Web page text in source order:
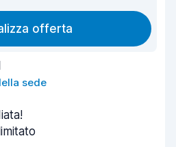
offerta
sede